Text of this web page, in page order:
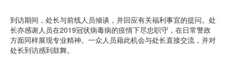
到访期间，处长与前线人员倾谈，并回应有关福利事宜的提问。处
长亦感谢人员在2019冠状病毒病的疫情下尽忠职守，在日常警政
方面同样展现专业精神。一众人员藉此机会与处长直接交流，并对
处长到访感到鼓舞。